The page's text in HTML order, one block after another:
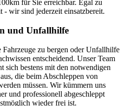
für Sie erreichbar. Egal zu
- wir sind jederzeit einsatzbereit.
und Unfallhilfe
Fahrzeuge zu bergen oder Unfallhilfe
entscheidend. Unser Team
sich bestens mit den notwendigen
die beim Abschleppen von
müssen. Wir kümmern uns
und professionell abgeschleppt
wieder frei ist.